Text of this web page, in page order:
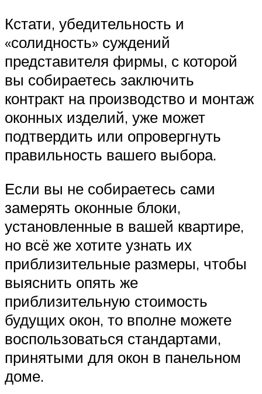
Кстати, убедительность и
«солидность» суждений
представителя фирмы, с которой
вы собираетесь заключить
контракт на производство и монтаж
оконных изделий, уже может
подтвердить или опровергнуть
правильность вашего выбора.
Если вы не собираетесь сами
замерять оконные блоки,
установленные в вашей квартире,
но всё же хотите узнать их
приблизительные размеры, чтобы
выяснить опять же
приблизительную стоимость
будущих окон, то вполне можете
воспользоваться стандартами,
принятыми для окон в панельном
доме.